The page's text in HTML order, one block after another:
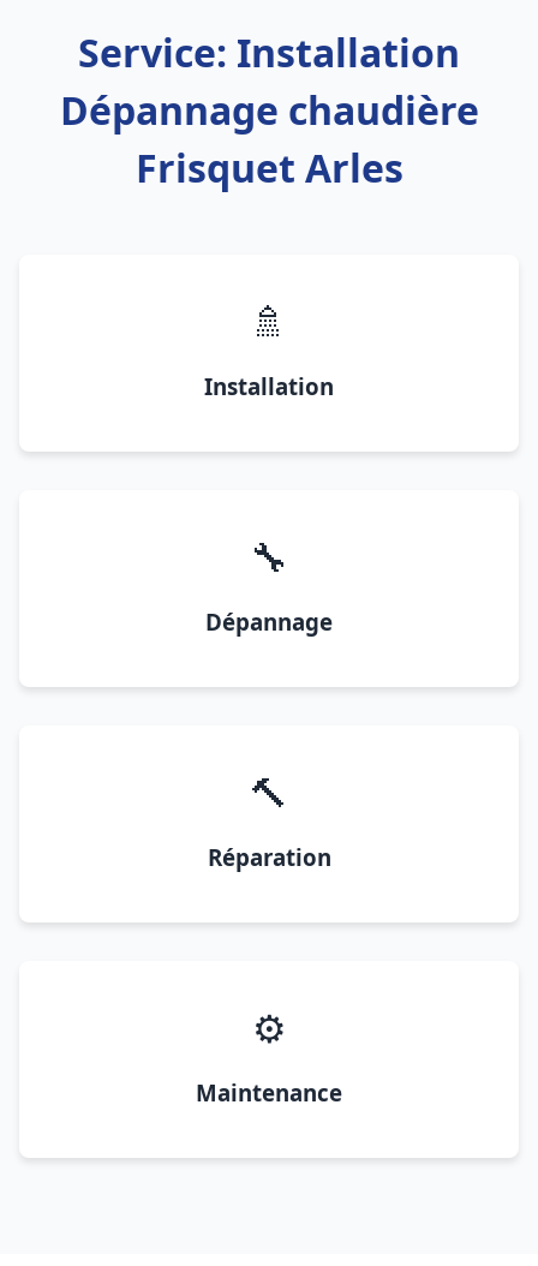
Service: Installation
Dépannage chaudière
Frisquet Arles
🚿
Installation
🔧
Dépannage
🔨
Réparation
⚙️
Maintenance